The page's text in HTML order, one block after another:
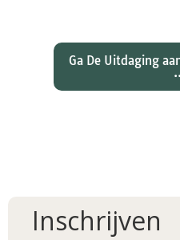
Ga De Uitdaging
Inschrijven